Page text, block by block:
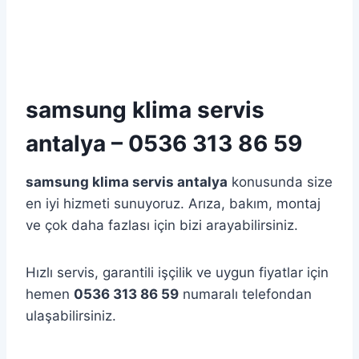
samsung klima servis
antalya – 0536 313 86 59
samsung klima servis antalya konusunda size
en iyi hizmeti sunuyoruz. Arıza, bakım, montaj
ve çok daha fazlası için bizi arayabilirsiniz.
Hızlı servis, garantili işçilik ve uygun fiyatlar için
hemen 0536 313 86 59 numaralı telefondan
ulaşabilirsiniz.